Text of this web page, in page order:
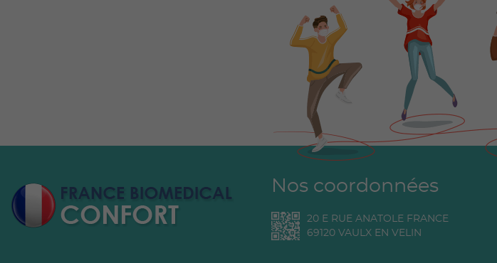
Nos coordonnées
20 E RUE ANATOLE FRANCE
69120 VAULX EN VELIN